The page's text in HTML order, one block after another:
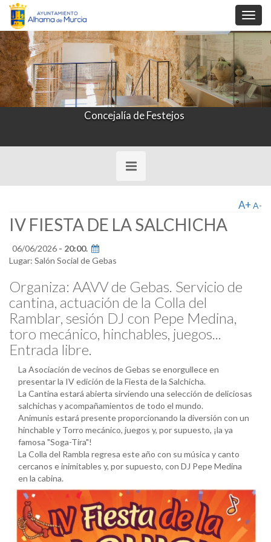
Concejalía de Festejos
Toggle
navigation
A+ A-
IV FIESTA DE LA SALCHICHA
06/06/2026 - 20:00.
Lugar: Salón Social de Gebas
Organiza: AAVV de Gebas. Servicio de
cantina, actuación de la Colla del
Ramblar, sesión DJ con Pepe Medina,
toro mecánico, hinchables, juegos...
Entrada libre.
La Asociación de vecinos de Gebas se enorgullece en
presentar la IV edición de la Fiesta de la Salchicha.
La Cantina estará abierta sirviendo una selección de deliciosas
salchichas y acompañamientos de todo el mundo.
Animunis estará presente proporcionando la diversión con un
hinchable y Torro mecánico, juegos y, por supuesto, ¡la ya
famosa "Soga-Tira"!
La Colla del Rambla regresa este año con su música y canto
cercanos e inimitables y, por supuesto, con DJ Pepe Medina
en la cabina.